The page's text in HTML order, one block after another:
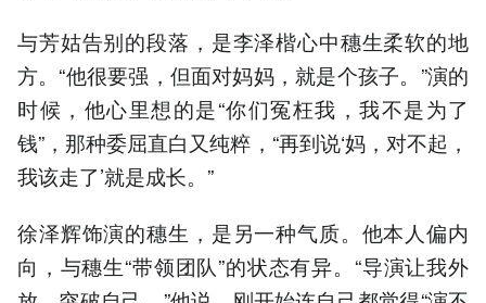
与芳姑告别的段落，是李泽楷心中穗生柔软的地
方。“他很要强，但面对妈妈，就是个孩子。”演的
时候，他心里想的是“你们冤枉我，我不是为了
钱”，那种委屈直白又纯粹，“再到说‘妈，对不起，
我该走了’就是成长。”
徐泽辉饰演的穗生，是另一种气质。他本人偏内
向，与穗生“带领团队”的状态有异。“导演让我外